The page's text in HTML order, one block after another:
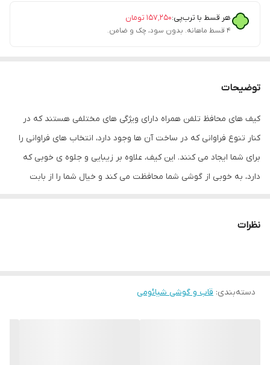
هر قسط با ترب‌پی:۱۵۷٬۲۵۰ تومان
۴ قسط ماهانه. بدون سود، چک و ضامن.
توضیحات
کیف های محافظ تلفن همراه دارای ویژگی های مختلفی هستند که در
کنار تنوع فراوانی که در ساخت آن ها وجود دارد، انتخاب های فراوانی را
برای شما ایجاد می کنند. این کیف، علاوه بر زیبایی و جلوه ی خوبی که
دارد، به خوبی از گوشی شما محافظت می کند و خیال شما را از بابت
کند و آن را می پوشاند.
توان به آن اشاره کرد، جاکارتی این کیف است که روی درب آن (قسمت
نظرات
دسته‌بندی: قاب و گوشی شیائومی